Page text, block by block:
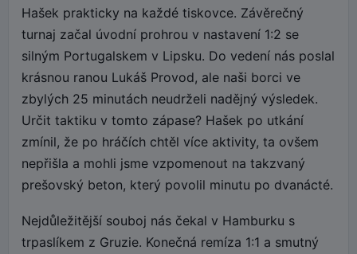
Hašek prakticky na každé tiskovce. Závěrečný
turnaj začal úvodní prohrou v nastavení 1:2 se
silným Portugalskem v Lipsku. Do vedení nás poslal
krásnou ranou Lukáš Provod, ale naši borci ve
zbylých 25 minutách neudrželi nadějný výsledek.
Určit taktiku v tomto zápase? Hašek po utkání
zmínil, že po hráčích chtěl více aktivity, ta ovšem
nepřišla a mohli jsme vzpomenout na takzvaný
prešovský beton, který povolil minutu po dvanácté.
Nejdůležitější souboj nás čekal v Hamburku s
trpaslíkem z Gruzie. Konečná remíza 1:1 a smutný